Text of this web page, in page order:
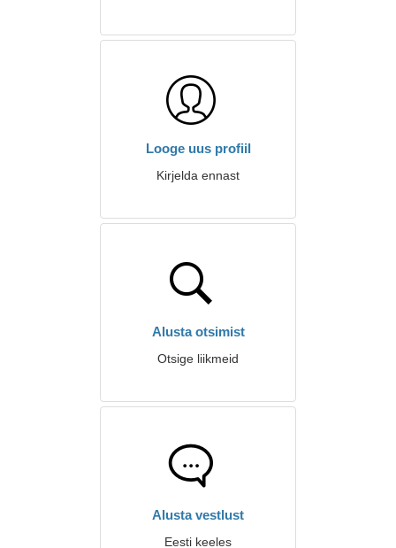
Looge uus profiil
Kirjelda ennast
Alusta otsimist
Otsige liikmeid
Alusta vestlust
Eesti keeles